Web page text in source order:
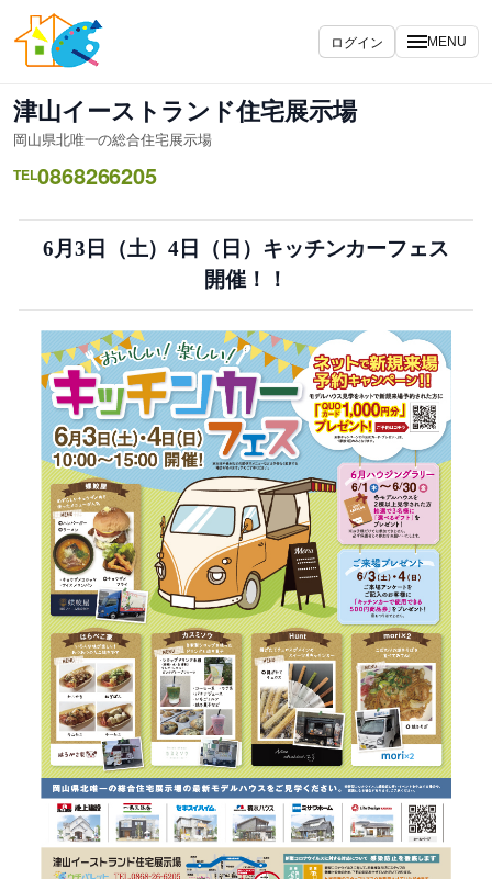
容
ス
キ
ッ
プ
ログイン MENU
津山イーストランド住宅展示場
岡山県北唯一の総合住宅展示場
TEL0868266205
6月3日（土）4日（日）キッチンカーフェス
開催！！